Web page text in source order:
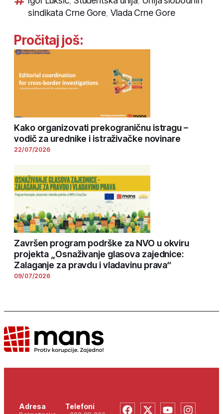
sindikata Crne Gore, Vlada Crne Gore
Pročitaj još:
Kako organizovati prekograničnu istragu –
vodič za urednike i istraživačke novinare
22/07/2026
Završen program podrške za NVO u okviru
projekta „Osnaživanje glasova zajednice:
Zalaganje za pravdu i vladavinu prava“
09/07/2026
Adresa Telefoni